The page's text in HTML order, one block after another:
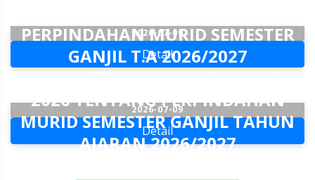
2026-07-09
PERPINDAHAN MURID SEMESTER
GANJIL T.A 2026/2027
Detail
2026-07-09
2026 TENTANG PERPINDAHAN
MURID SEMESTER GANJIL TAHUN
AJARAN 2026/2027
Detail